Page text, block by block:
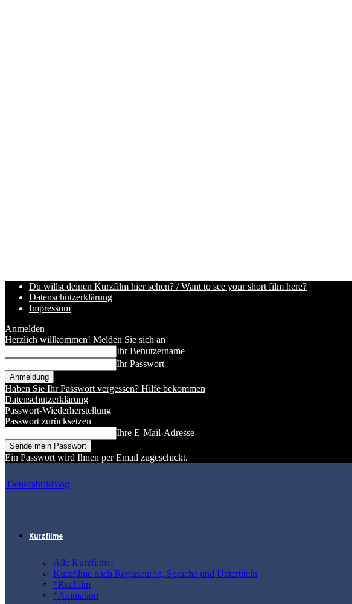
Du willst deinen Kurzfilm hier sehen? / Want to see your short film here?
Datenschutzerklärung
Impressum
Anmelden
Herzlich willkommen! Melden Sie sich an
Ihr Benutzername
Ihr Passwort
Haben Sie Ihr Passwort vergessen? Hilfe bekommen
Datenschutzerklärung
Passwort-Wiederherstellung
Passwort zurücksetzen
Ihre E-Mail-Adresse
Ein Passwort wird Ihnen per Email zugeschickt.
DenkfabrikBlog
Kurzfilme
Alle Kurzfilme!
Kurzfilme nach Regisseur/in, Sprache und Untertiteln
*Realfilm
*Animation